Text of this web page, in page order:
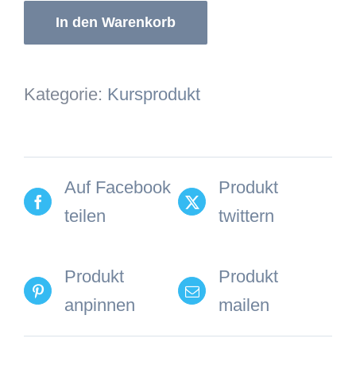
In den Warenkorb
Kategorie: Kursprodukt
Auf Facebook
teilen
Produkt
twittern
Produkt
anpinnen
Produkt
mailen